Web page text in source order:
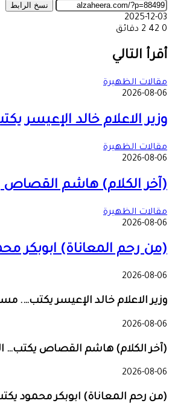
نسخ الرابط
2025-12-03
0
2 دقائق
عبر
البريد
أقرأ التالي
مقالات الظهيرة
2026-08-06
وزير الاعلام خالد
مقالات الظهيرة
2026-08-06
(آخر الكلام) هاشم القصاص
مقالات الظهيرة
2026-08-06
(من رحم المعاناة) ابوبكر
2026-08-06
وزير الاعلام خالد الإعيسر يكتب….
2026-08-06
(آخر الكلام) هاشم القصاص يكتب…
2026-08-06
(من رحم المعاناة) ابوبكر محمود